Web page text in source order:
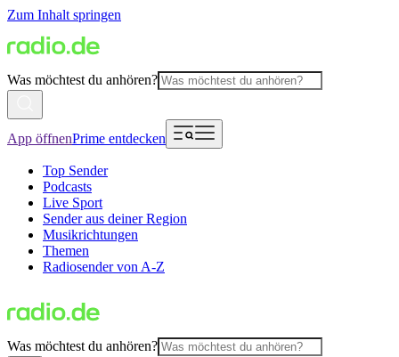
Zum Inhalt springen
Was möchtest du anhören?
App öffnenPrime entdecken
Top Sender
Podcasts
Live Sport
Sender aus deiner Region
Musikrichtungen
Themen
Radiosender von A-Z
Was möchtest du anhören?